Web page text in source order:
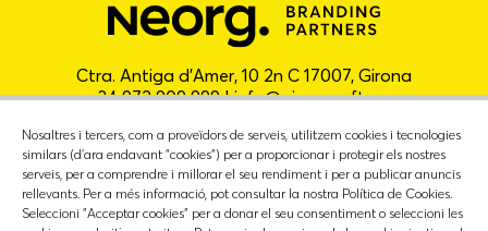
Ctra. Antiga d'Amer, 10 2n C 17007, Girona
+34 972 909 999 |info@gironasoft.com
Nosaltres i tercers, com a proveïdors de serveis, utilitzem cookies i tecnologies
similars (d'ara endavant "cookies") per a proporcionar i protegir els nostres
serveis, per a comprendre i millorar el seu rendiment i per a publicar anuncis
rellevants. Per a més informació, pot consultar la nostra Política de Cookies.
Seleccioni "Acceptar cookies" per a donar el seu consentiment o seleccioni les